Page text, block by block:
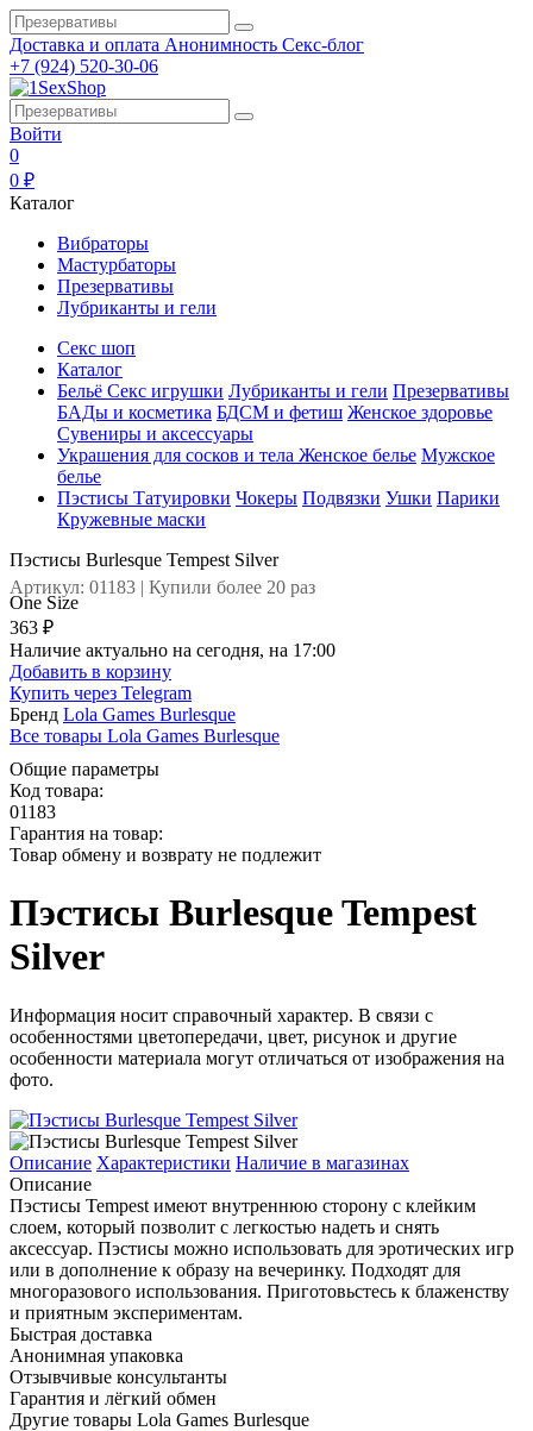
Доставка и оплата Анонимность Секс-блог
+7 (924) 520-30-06
Войти
0
0 ₽
Каталог
Вибраторы
Мастурбаторы
Презервативы
Лубриканты и гели
Секс шоп
Каталог
Бельё Секс игрушки Лубриканты и гели Презервативы
БАДы и косметика БДСМ и фетиш Женское здоровье
Сувениры и аксессуары
Украшения для сосков и тела Женское белье Мужское
белье
Пэстисы Татуировки Чокеры Подвязки Ушки Парики
Кружевные маски
Пэстисы Burlesque Tempest Silver
Артикул: 01183 | Купили более 20 раз
One Size
363 ₽
Наличие актуально на сегодня, на 17:00
Добавить в корзину
Купить через Telegram
Бренд Lola Games Burlesque
Все товары Lola Games Burlesque
Общие параметры
Код товара:
01183
Гарантия на товар:
Товар обмену и возврату не подлежит
Пэстисы Burlesque Tempest
Silver
Информация носит справочный характер. В связи с
особенностями цветопередачи, цвет, рисунок и другие
особенности материала могут отличаться от изображения на
фото.
Описание Характеристики Наличие в магазинах
Описание
Пэстисы Tempest имеют внутреннюю сторону с клейким
слоем, который позволит c легкостью надеть и снять
аксессуар. Пэстисы можно использовать для эротических игр
или в дополнение к образу на вечеринку. Подходят для
многоразового использования. Приготовьстесь к блаженству
и приятным экспериментам.
Быстрая доставка
Анонимная упаковка
Отзывчивые консультанты
Гарантия и лёгкий обмен
Другие товары Lola Games Burlesque